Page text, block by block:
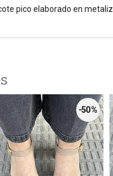
pico elaborado en
-50 %